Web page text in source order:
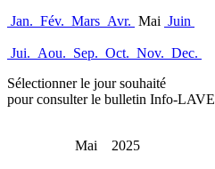
Jan. Fév. Mars Avr. Mai Juin
Jui. Aou. Sep. Oct. Nov. Dec.
Sélectionner le jour souhaité
pour consulter le bulletin Info-LAVE
Mai 2025